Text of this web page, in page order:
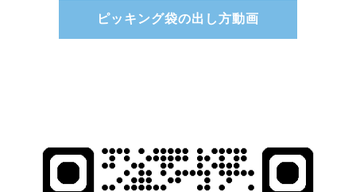
ピッキング袋の出し方動画